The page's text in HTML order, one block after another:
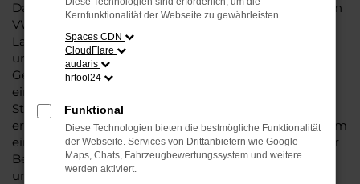
Da ist zunächst einmal die Tradition des Herstellers. Ein
VW T-Roc für Berlin ist perfekt verarbeitet und auf
Langlebigkeit ausgelegt. Auf diese Weise können Sie
unbedenklich sowohl einen Neuwagen als auch einen
Gebrauchten, sowohl eine Tageszulassung als auch
einen Jahreswagen erwerben. Wenn Sie sich für
Steinböhmer entscheiden, erhalten Sie einen
erheblichen Nachlass bzw. Rabatt und genießen zudem
einen außergewöhnlichen Service. Das beginnt bei der
Beratung und setzt sich mit vielen Dienstleistungen
unserer Meisterwerkstatt fort.
Kernfunktionalität der Webseite zu gewährleisten.
Spaces CDN
CloudFlare
audaris
hrtool24
Funktional
Diese Technologien bieten die bestmögliche Funktionalität
der Webseite. Services von Drittanbietern wie Google
Maps, Chats, Fahrzeugbewertungssystem und weitere
werden aktiviert.